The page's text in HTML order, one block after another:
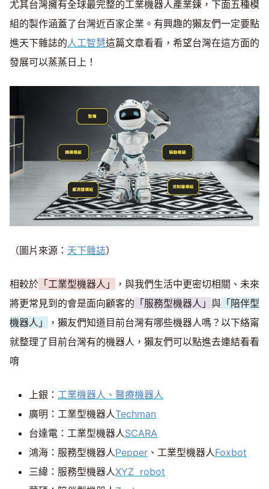
尤其台灣擁有全球最完整的工業機器人產業鍊，下面五種模
組的製作涵蓋了台灣近百家企業。有興趣的獺友們一定要點
進天下雜誌的人工智慧這篇文章看看，希望台灣在這方面的
發展可以蒸蒸日上！
（圖片來源： 天下雜誌）
相較於 「工業型機器人」
，與我們生活中更密切相關、未來
將更常見到的會是面向顧客的 「服務型機器人」 與 「陪伴型
機器人」
，獺友們知道目前台灣有哪些機器人嗎？以下絡甯
就整理了目前台灣有的機器人，獺友們可以點進去連結看看
唷
上銀： 工業機器人、醫療機器人
廣明：工業型機器人Techman
台達電：工業型機器人SCARA
鴻海：服務型機器人Pepper 、工業型機器人Foxbot
三緯：服務型機器人XYZ robot